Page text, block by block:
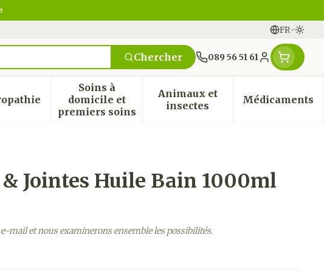
FR
Langues
Chercher 089 56 51 61
Menu client
& vitamines
Grossesse et enfants
pour la catégorie Vitalité 50+
Afficher le sous-menu pour la catégorie Naturopathie
Soins à
domicile et
premiers soins
Afficher le sous-menu pour la catégorie
Animaux et
insectesAfficher le sous-menu
Médicaments
Afficher
Jointes Huile Bain 1000ml
mail et nous examinerons ensemble les possibilités.